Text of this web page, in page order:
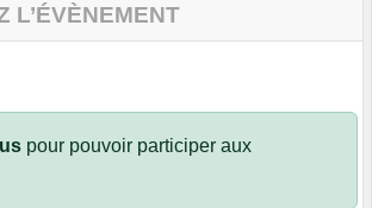
L’ÉVÈNEMENT
pour pouvoir participer aux